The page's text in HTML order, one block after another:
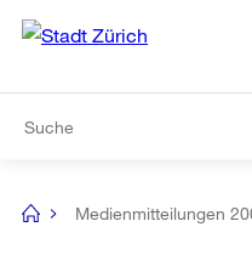
Navigation
[no
Medienmitteilungen